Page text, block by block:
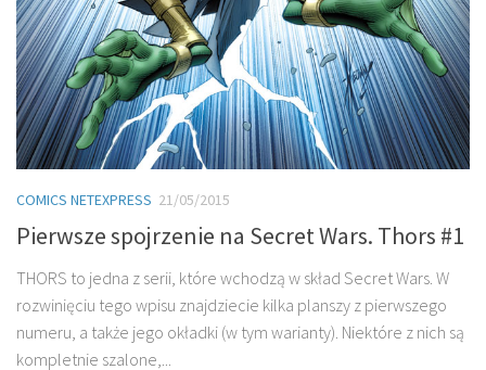
COMICS NETEXPRESS 21/05/2015
Pierwsze spojrzenie na Secret Wars. Thors #1
THORS to jedna z serii, które wchodzą w skład Secret Wars. W
rozwinięciu tego wpisu znajdziecie kilka planszy z pierwszego
numeru, a także jego okładki (w tym warianty). Niektóre z nich są
kompletnie szalone,...